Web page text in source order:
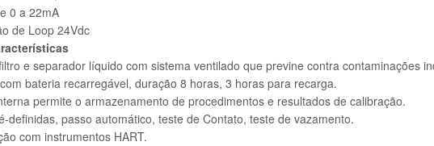
0 a 22mA
de Loop 24Vdc
e separador líquido com sistema ventilado que previne contra contaminações
bateria recarregável, duração 8 horas, 3 horas para recarga.
permite o armazenamento de procedimentos e resultados de calibração.
definidas, passo automático, teste de Contato, teste de vazamento.
com instrumentos HART.